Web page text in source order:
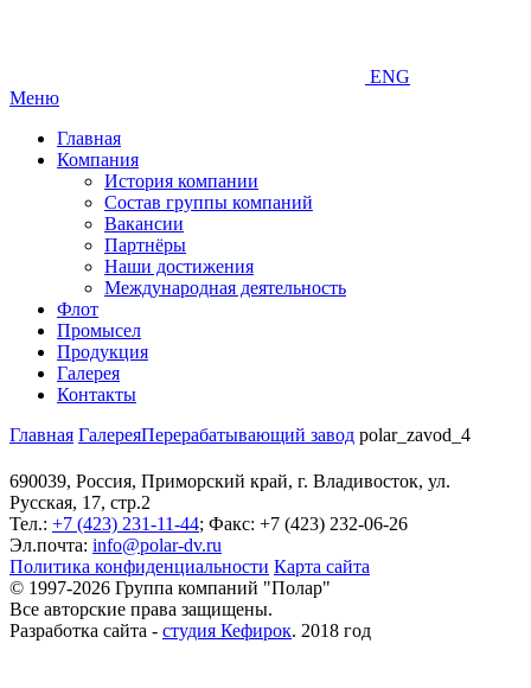
ENG
Меню
Главная
Компания
История компании
Состав группы компаний
Вакансии
Партнёры
Наши достижения
Международная деятельность
Флот
Промысел
Продукция
Галерея
Контакты
Главная ГалереяПерерабатывающий завод polar_zavod_4
690039, Россия, Приморский край, г. Владивосток, ул.
Русская, 17, стр.2
Тел.: +7 (423) 231-11-44; Факс: +7 (423) 232-06-26
Эл.почта: info@polar-dv.ru
Политика конфиденциальности Карта сайта
© 1997-2026 Группа компаний "Полар"
Все авторские права защищены.
Разработка сайта - студия Кефирок. 2018 год